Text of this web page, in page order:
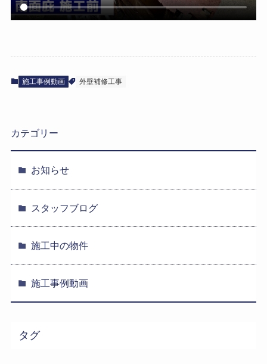
施工事例動画 外壁補修工事
カテゴリー
お知らせ
スタッフブログ
施工中の物件
施工事例動画
タグ